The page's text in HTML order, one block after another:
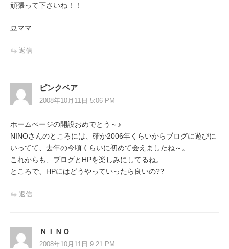
頑張って下さいね！！
豆ママ
返信
ピンクベア
2008年10月11日 5:06 PM
ホームぺージの開設おめでとう～♪
NINOさんのところには、確か2006年くらいからブログに遊びに
いってて、去年の今頃くらいに初めて会えましたね～。
これからも、ブログとHPを楽しみにしてるね。
ところで、HPにはどうやっていったら良いの??
返信
ＮＩＮＯ
2008年10月11日 9:21 PM